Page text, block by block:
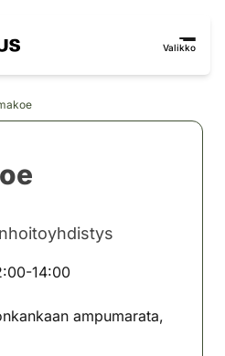
Valikko
14:00
ampumarata,